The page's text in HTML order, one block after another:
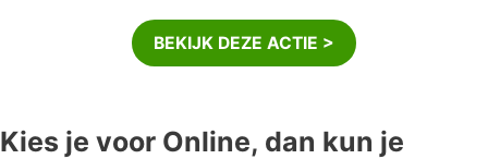
BEKIJK DEZE ACTIE >
Kies je voor Online, dan kun je